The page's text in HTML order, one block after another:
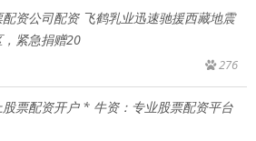
配资公司配资 飞鹤乳业迅速驰援西藏地震
，紧急捐赠20
276
股票配资开户 * 牛资：专业股票配资平台